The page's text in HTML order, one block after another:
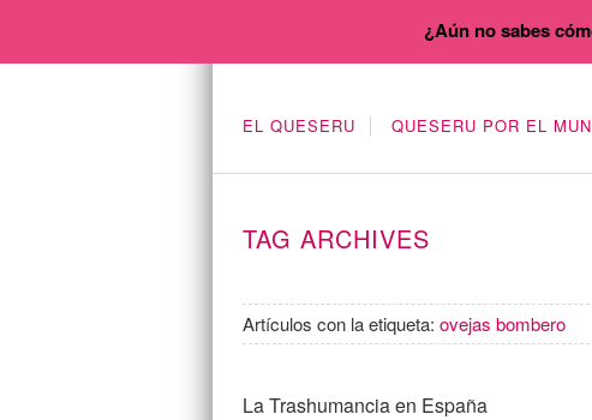
EL QUESERU QUESERU POR EL
TAG ARCHIVES
Artículos con la etiqueta: ovejas bombero
La Trashumancia en España
¿Aún no sabes